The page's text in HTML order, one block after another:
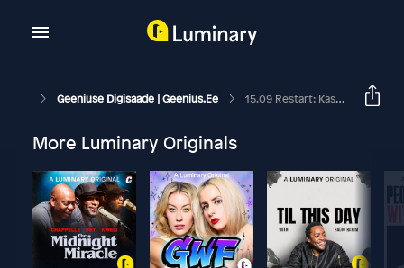
Geeniuse Digisaade | Geenius.ee 15.09 Restart: Kas Viie Aasta Pärast Lendame Elektrilennukitega 5 Tunniga Austraaliasse?
More Luminary Originals